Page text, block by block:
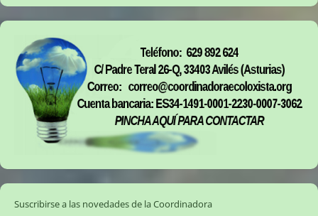
Suscribirse a las novedades de la Coordinadora